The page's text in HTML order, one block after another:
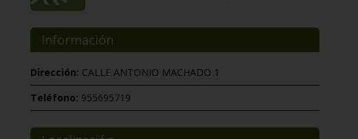
Información
Dirección: CALLE ANTONIO MACHADO 1
Teléfono: 955695719